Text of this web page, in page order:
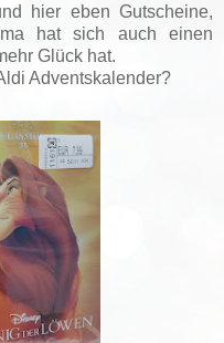
hier eben Gutscheine,
hat sich auch einen
Glück hat.
Adventskalender?